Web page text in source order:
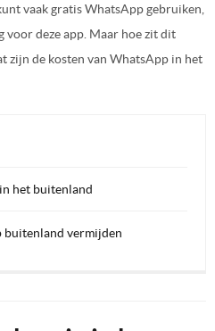
vaak gratis WhatsApp gebruiken,
voor deze app. Maar hoe zit dit
zijn de kosten van WhatsApp in het
het buitenland
buitenland vermijden